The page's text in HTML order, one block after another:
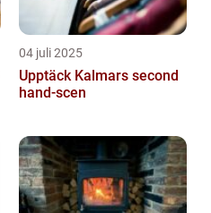
04 juli 2025
Upptäck Kalmars second
hand-scen